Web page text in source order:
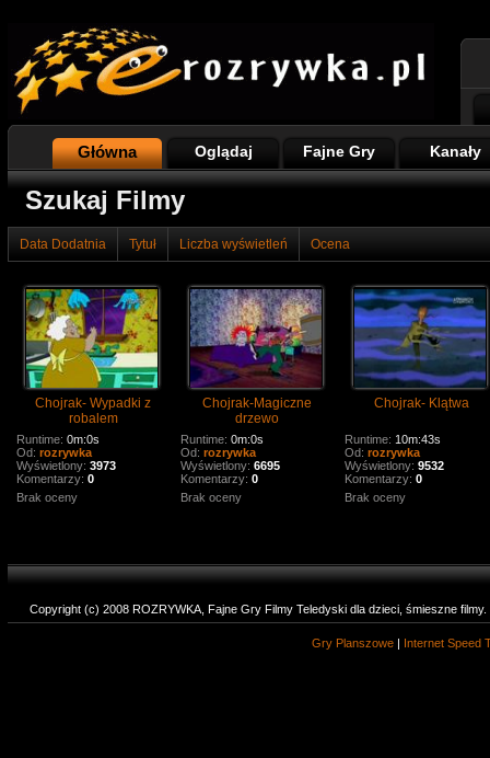
Główna Oglądaj Fajne Gry Kanały
Szukaj Filmy
Data Dodatnia Tytuł Liczba wyświetleń Ocena
Chojrak- Wypadki z
robalem
Runtime: 0m:0s
Od: rozrywka
Wyświetlony: 3973
Komentarzy: 0
Brak oceny
Chojrak-Magiczne
drzewo
Runtime: 0m:0s
Od: rozrywka
Wyświetlony: 6695
Komentarzy: 0
Brak oceny
Chojrak- Klątwa
Runtime: 10m:43s
Od: rozrywka
Wyświetlony: 9532
Komentarzy: 0
Brak oceny
Copyright (c) 2008 ROZRYWKA, Fajne Gry Filmy Teledyski dla dzieci, śmieszne
Gry Planszowe | Internet Speed